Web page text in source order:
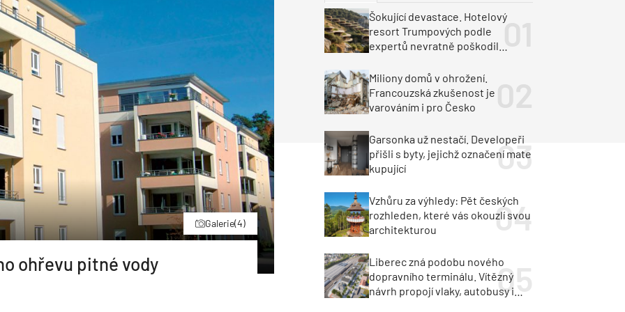
Historické stavby Průmyslové objekty
Poruchy střechy
Rekonstrukce střechy
Větrání a odvětrávání
Fasáda
Omítky
Inženýrské stavby
Dopravní stavby
Galerie(4)
ohřevu pitné vody
Šokující devastace. Hotelový
resort Trumpových podle
expertů nevratně poškodil
Miliony domů v ohrožení.
Francouzská zkušenost je
varováním i pro Česko
Garsonka už nestačí. Developeři
přišli s byty, jejichž označení mate
kupující
Vzhůru za výhledy: Pět českých
rozhleden, které vás okouzlí svou
architekturou
Liberec zná podobu nového
dopravního terminálu. Vítězný
návrh propojí vlaky, autobusy i